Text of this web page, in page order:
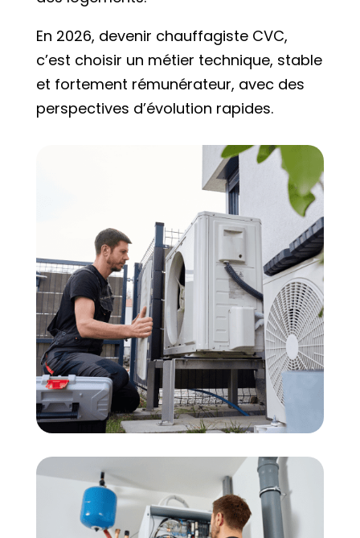
En 2026, devenir chauffagiste CVC,
c’est choisir un métier technique, stable
et fortement rémunérateur, avec des
perspectives d’évolution rapides.